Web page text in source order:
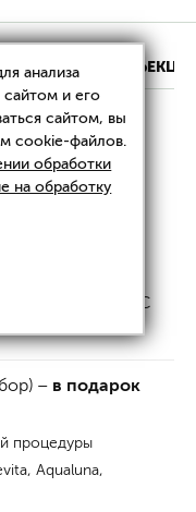
цены
BBL (лицо)
Mevita C
– в подарок
процедуры
Aqualuna,
анализа
сайтом и его
сайтом, вы
cookie-файлов.
обработки
на обработку